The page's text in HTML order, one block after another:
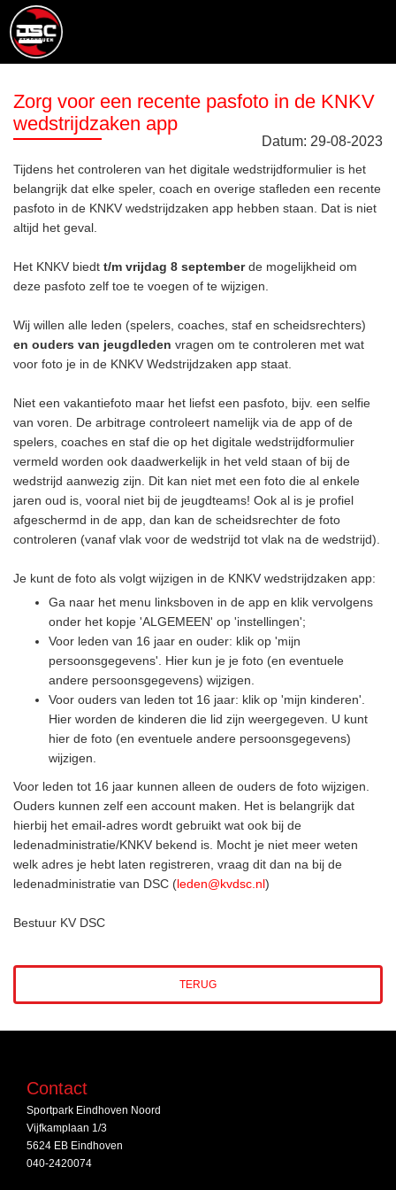
Zorg voor een recente pasfoto in de KNKV
wedstrijdzaken app
Datum: 29-08-2023
Tijdens het controleren van het digitale wedstrijdformulier is het
belangrijk dat elke speler, coach en overige stafleden een recente
pasfoto in de KNKV wedstrijdzaken app hebben staan. Dat is niet
altijd het geval.
Het KNKV biedt t/m vrijdag 8 septemberde mogelijkheid om
deze pasfoto zelf toe te voegen of te wijzigen.
Wij willen alle leden (spelers, coaches, staf en scheidsrechters)
en ouders van jeugdleden vragen om te controleren met wat
voor foto je in de KNKV Wedstrijdzaken app staat.
Niet een vakantiefoto maar het liefst een pasfoto, bijv. een selfie
van voren. De arbitrage controleert namelijk via de app of de
spelers, coaches en staf die op het digitale wedstrijdformulier
vermeld worden ook daadwerkelijk in het veld staan of bij de
wedstrijd aanwezig zijn. Dit kan niet met een foto die al enkele
jaren oud is, vooral niet bij de jeugdteams! Ook al is je profiel
afgeschermd in de app, dan kan de scheidsrechter de foto
controleren (vanaf vlak voor de wedstrijd tot vlak na de wedstrijd).
Je kunt de foto als volgt wijzigen in de KNKV wedstrijdzaken app:
Ga naar het menu linksboven in de app en klik vervolgens
onder het kopje 'ALGEMEEN' op 'instellingen';
Voor leden van 16 jaar en ouder: klik op 'mijn
persoonsgegevens'. Hier kun je je foto (en eventuele
andere persoonsgegevens) wijzigen.
Voor ouders van leden tot 16 jaar: klik op 'mijn kinderen'.
Hier worden de kinderen die lid zijn weergegeven. U kunt
hier de foto (en eventuele andere persoonsgegevens)
wijzigen.
Voor leden tot 16 jaar kunnen alleen de ouders de foto wijzigen.
Ouders kunnen zelf een account maken. Het is belangrijk dat
hierbij het email-adres wordt gebruikt wat ook bij de
ledenadministratie/KNKV bekend is. Mocht je niet meer weten
welk adres je hebt laten registreren, vraag dit dan na bij de
ledenadministratie van DSC (leden@kvdsc.nl)
Bestuur KV DSC
TERUG
Contact
Sportpark Eindhoven Noord
Vijfkamplaan 1/3
5624 EB Eindhoven
040-2420074